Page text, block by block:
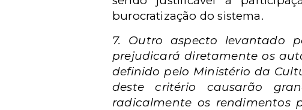
burocratização do sistema.
7. Outro aspecto levantado
prejudicará diretamente os
definido pelo Ministério da
deste critério causarão
radicalmente os rendimentos